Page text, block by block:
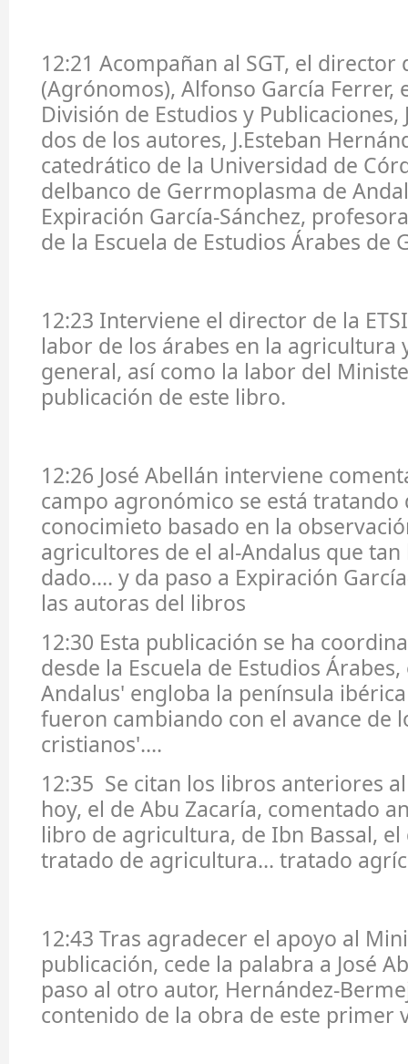
12:21 Acompañan al SGT, el director
(Agrónomos), Alfonso García Ferrer,
División de Estudios y Publicaciones,
dos de los autores, J.Esteban
catedrático de la Universidad de
delbanco de Gerrmoplasma de
Expiración García-Sánchez,
de la Escuela de Estudios Árabes de
12:23 Interviene el director de la
labor de los árabes en la agricultura
general, así como la labor del
publicación de este libro.
12:26 José Abellán interviene
campo agronómico se está tratando
conocimieto basado en la
agricultores de el al-Andalus que
dado.... y da paso a Expiración
las autoras del libros
12:30 Esta publicación se ha
desde la Escuela de Estudios
Andalus' engloba la península
fueron cambiando con el avance de
cristianos'....
12:35 Se citan los libros anteriores
hoy, el de Abu Zacaría, comentado
libro de agricultura, de Ibn Bassal,
tratado de agricultura... tratado
12:43 Tras agradecer el apoyo al
publicación, cede la palabra a José
paso al otro autor, Hernández-
contenido de la obra de este primer